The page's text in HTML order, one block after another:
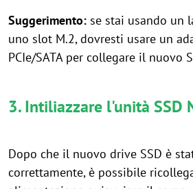
Suggerimento: se stai usando un
uno slot M.2, dovresti usare un
PCIe/SATA per collegare il nuovo
3. Intiliazzare l'unità SSD
Dopo che il nuovo drive SSD è
correttamente, è possibile